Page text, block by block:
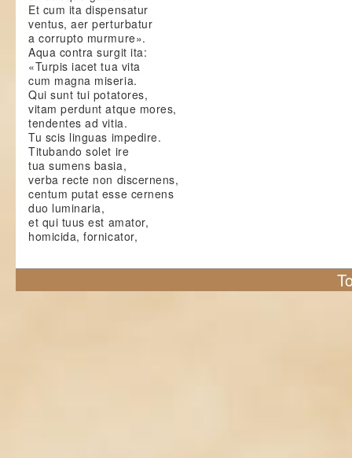
Et cum ita dispensatur
ventus, aer perturbatur
a corrupto murmure».
Aqua contra surgit ita:
«Turpis iacet tua vita
cum magna miseria.
Qui sunt tui potatores,
vitam perdunt atque mores,
tendentes ad vitia.
Tu scis linguas impedire.
Titubando solet ire
tua sumens basia,
verba recte non discernens,
centum putat esse cernens
duo luminaria,
et qui tuus est amator,
homicida, fornicator,